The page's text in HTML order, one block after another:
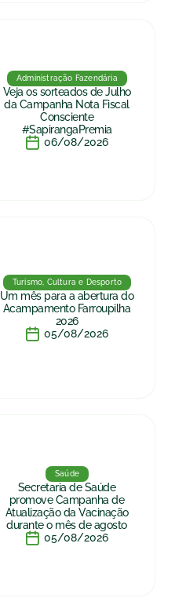
Administração Fazendária
Veja os sorteados de Julho
da Campanha Nota Fiscal
Consciente
#SapirangaPremia
06/08/2026
Turismo, Cultura e Desporto
Um mês para a abertura do
Acampamento Farroupilha
2026
05/08/2026
Saúde
Secretaria de Saúde
promove Campanha de
Atualização da Vacinação
durante o mês de agosto
05/08/2026